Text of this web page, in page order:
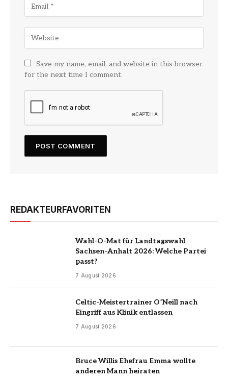
Save my name, email, and website in this browser
for the next time I comment.
REDAKTEURFAVORITEN
Wahl-O-Mat für Landtagswahl
Sachsen-Anhalt 2026: Welche Partei
passt?
7 August 2026
Celtic-Meistertrainer O’Neill nach
Eingriff aus Klinik entlassen
7 August 2026
Bruce Willis Ehefrau Emma wollte
anderen Mann heiraten